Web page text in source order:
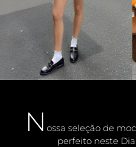
N ossa seleção de
perfeito neste